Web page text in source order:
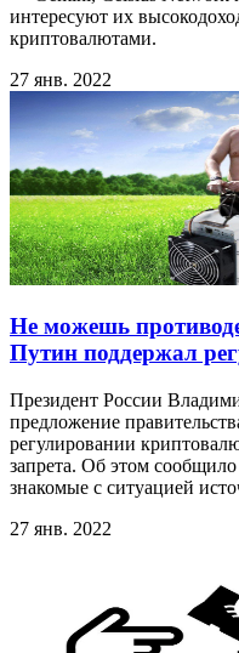
интересуют их
криптовалютами.
27 янв. 2022
Не можешь
Путин поддержал
Президент России
предложение
регулировании
запрета. Об этом
знакомые с ситуацией
27 янв. 2022